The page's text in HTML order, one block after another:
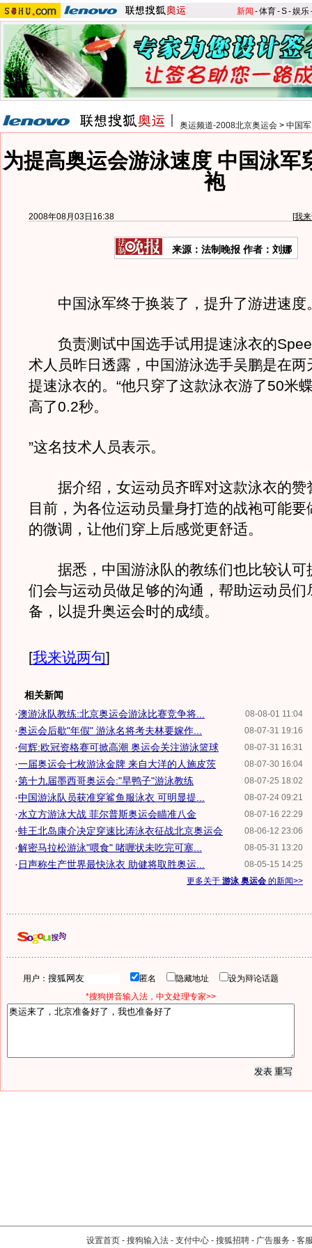
新闻 -体育-S-娱乐
奥运频道-2008北京奥运会 > 中国
为提高奥运会游泳速度 中国泳军
袍
2008年08月03日16:38 [我
来源：法制晚报 作者：刘娜
中国泳军终于换装了，提升了游进速度
负责测试中国选手试用提速泳衣的
术人员昨日透露，中国游泳选手吴鹏是在两
提速泳衣的。“他只穿了这款泳衣游了50米
高了0.2秒。
”这名技术人员表示。
据介绍，女运动员齐晖对这款泳衣的赞
目前，为各位运动员量身打造的战袍可能要
的微调，让他们穿上后感觉更舒适。
据悉，中国游泳队的教练们也比较认可
们会与运动员做足够的沟通，帮助运动员们
备，以提升奥运会时的成绩。
[我来说两句]
相关新闻
08-08-01 11:04
·澳游泳队教练:北京奥运会游泳比赛竞争将...
08-07-31 19:16
·奥运会后歇"年假" 游泳名将考夫林要嫁作...
08-07-31 16:31
·何辉:欧冠资格赛可掀高潮 奥运会关注游泳篮球
08-07-30 16:04
·一届奥运会七枚游泳金牌 来自大洋的人施皮茨
08-07-25 18:02
·第十九届墨西哥奥运会:"旱鸭子"游泳教练
08-07-24 09:21
·中国游泳队员获准穿鲨鱼服泳衣 可明显提...
08-07-16 22:29
·水立方游泳大战 菲尔普斯奥运会瞄准八金
08-06-12 23:06
·蛙王北岛康介决定穿速比涛泳衣征战北京奥运会
08-05-31 13:20
·解密马拉松游泳"喂食" 啫喱状未吃完可塞...
08-05-15 14:25
· 日声称生产世界最快泳衣 助健将取胜奥运...
更多关于 游泳 奥运会 的新闻>>
用户： 匿名 隐藏地址
设为辩论话题
*搜狗拼音输入法，中文处理专家>>
设置首页 - 搜狗输入法 - 支付中心 - 搜狐招聘 - 广告服务 - 客